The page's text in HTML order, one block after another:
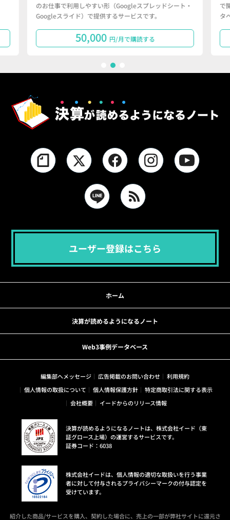
のお仕事で利用しやすい形（Googleスプレッドシート・
Googleスライド）で提供するサービスです。
50,000 円/月で購読する
で
タ
ユーザー登録はこちら
ホーム
決算が読めるようになるノート
Web3事例データベース
編集部へメッセージ 広告掲載のお問い合わせ
利用規約
個人情報の取扱について
個人情報保護方針
特定商取引法に関する表示
会社概要
イードからのリリース情報
決算が読めるようになるノートは、株式会社イード（東
証グロース上場）の運営するサービスです。
証券コード：6038
株式会社イードは、個人情報の適切な取扱いを行う事業
者に対して付与されるプライバシーマークの付与認定を
受けています。
紹介した商品/サービスを購入、契約した場合に、売上の一部が弊社サイトに還元さ